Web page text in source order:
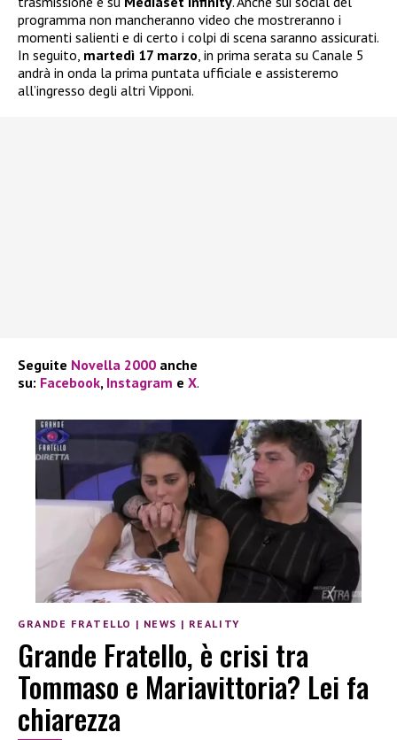
programma non mancheranno video che mostreranno i
momenti salienti e di certo i colpi di scena saranno assicurati.
In seguito, martedì 17 marzo, in prima serata su Canale 5
andrà in onda la prima puntata ufficiale e assisteremo
all’ingresso degli altri Vipponi.
Seguite Novella 2000 anche
su: Facebook, Instagram e X.
GRANDE FRATELLO | NEWS | REALITY
Grande Fratello, è crisi tra
Tommaso e Mariavittoria? Lei fa
chiarezza